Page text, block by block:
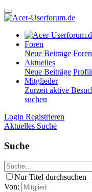
Foren
Neue Beiträge
Aktuelles
Neue Beiträge
Mitglieder
Zurzeit aktive
suchen
Login Registrieren
Aktuelles Suche
Suche
Nur Titel durchsuchen
Von: